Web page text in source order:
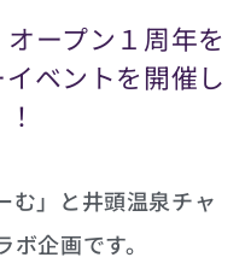
オープン１周年を
ベントを開催し
む」と井頭温泉チャ
企画です。